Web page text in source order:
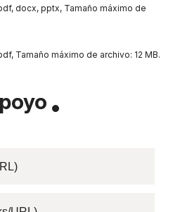
docx, pptx, Tamaño máximo de
Tamaño máximo de archivo: 12 MB.